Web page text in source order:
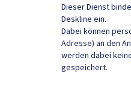
Quicklinks
Geko digital
Dieser Dienst
Deskline ein.
Dabei können
Adresse) an den
werden dabei
gespeichert.